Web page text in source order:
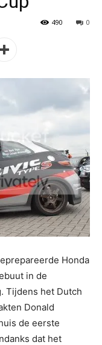
0
490
Honda
in de
Tijdens het Dutch
Donald
de eerste
dat het